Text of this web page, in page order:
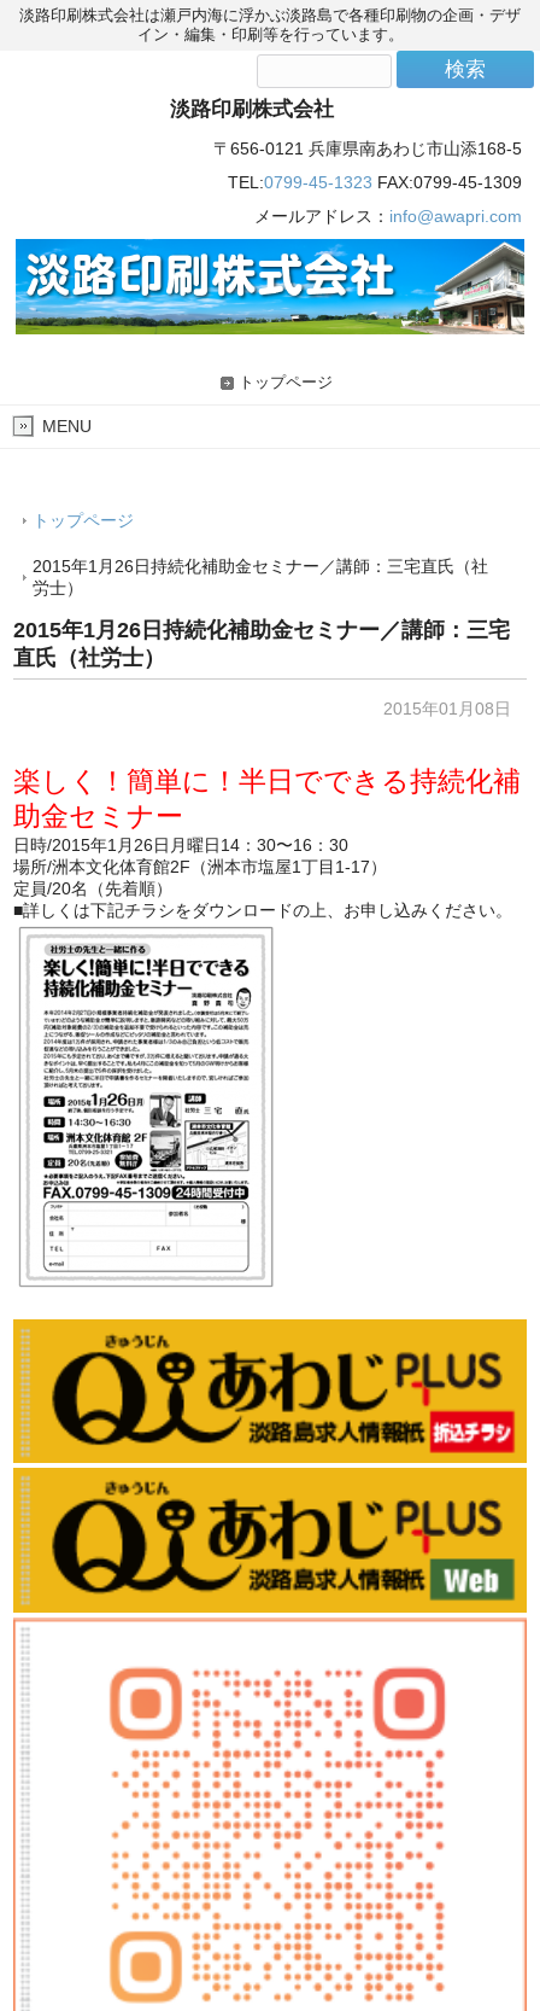
淡路印刷株式会社は瀬戸内海に浮かぶ淡路島で各種印刷物の企画・デザ
イン・編集・印刷等を行っています。
淡路印刷株式会社
〒656-0121 兵庫県南あわじ市山添168-5
TEL:0799-45-1323 FAX:0799-45-1309
メールアドレス： info@awapri.com
トップページ
MENU
トップページ
2015年1月26日持続化補助金セミナー／講師：三宅直氏（社
労士）
2015年1月26日持続化補助金セミナー／講師：三宅
直氏（社労士）
2015年01月08日
楽しく！簡単に！半日でできる持続化補
助金セミナー
日時/2015年1月26日月曜日14：30〜16：30
場所/洲本文化体育館2F（洲本市塩屋1丁目1-17）
定員/20名（先着順）
■詳しくは下記チラシをダウンロードの上、お申し込みください。